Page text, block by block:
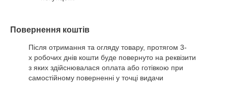
Повернення коштів
Після отримання та огляду товару, протягом 3-
х робочих днів кошти буде повернуто на реквізити
з яких здійснювалася оплата або готівкою при
самостійному поверненні у точці видачи